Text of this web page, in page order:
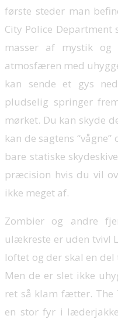
første steder man
City Police
masser af mystik og
atmosfæren med
kan sende et gys
pludselig springer
mørket. Du kan skyde
kan de sagtens
bare statiske
præcision hvis du vil
ikke meget af.
Zombier og andre
ulækreste er uden tvivl
loftet og der skal en
Men de er slet ikke
ret så klam fætter. The
en stor fyr i